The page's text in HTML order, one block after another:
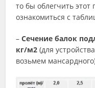
то бы облегчить
ознакомиться с
–Сечение балок
кг/м2 (для
возьмем